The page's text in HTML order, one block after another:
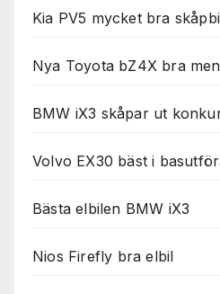
Kia PV5 mycket bra
Nya Toyota bZ4X bra
BMW iX3 skåpar ut
Volvo EX30 bäst i
Bästa elbilen BMW iX3
Nios Firefly bra elbil